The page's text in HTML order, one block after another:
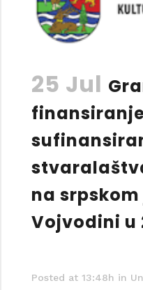
25 Jul
na srpskom
Vojvodini u
Posted at 13:48h in